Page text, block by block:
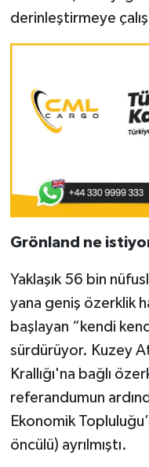
derinleştirmeye
Grönland ne
Yaklaşık 56 bin
yana geniş özerklik
başlayan “kendi
sürdürüyor. Kuzey
Krallığı'na bağlı
referandumun
Ekonomik
öncülü) ayrılmıştı.